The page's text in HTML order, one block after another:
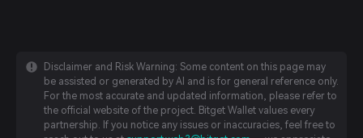
Disclaimer and Risk Warning: Some content on this page may
be assisted or generated by AI and is for general reference only.
For the most accurate and updated information, please refer to
the official website of the project. Bitget Wallet values every
partnership. If you notice any issues or inaccuracies, feel free to